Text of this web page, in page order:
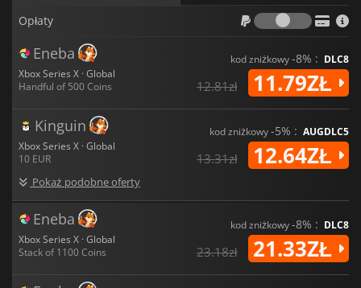
Opłaty
Opłaty
Eneba
Xbox Series X · Global
Handful of 500 Coins
kod zniżkowy-8% : DLC8
12.81zł 11.79ZŁ
Kinguin
Xbox Series X · Global
10 EUR
Pokaż podobne oferty
kod zniżkowy-5% : AUGDLC5
13.31zł 12.64ZŁ
Eneba
Xbox Series X · Global
Stack of 1100 Coins
kod zniżkowy-8% : DLC8
23.18zł 21.33ZŁ